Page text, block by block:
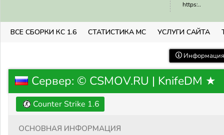
https:..
ВСЕ СБОРКИ КС 1.6 СТАТИСТИКА МС УСЛУГИ САЙТА
Сервер: © CSMOV.RU | KnifeDM ★
Counter Strike 1.6
Основная информация